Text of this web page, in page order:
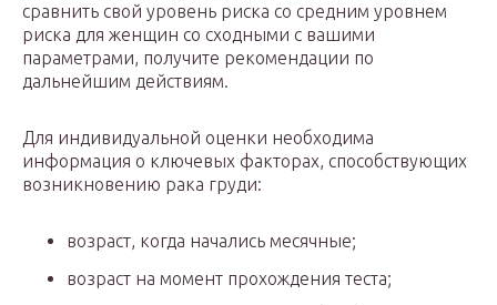
сравнить свой уровень риска со средним уровнем
риска для женщин со сходными с вашими
параметрами, получите рекомендации по
дальнейшим действиям.
Для индивидуальной оценки необходима
информация о ключевых факторах, способствующих
возникновению рака груди:
возраст, когда начались месячные;
возраст на момент прохождения теста;